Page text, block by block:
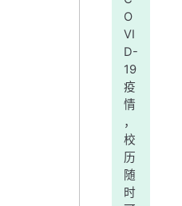
O
VI
D-
19
疫
情
，
校
历
随
时